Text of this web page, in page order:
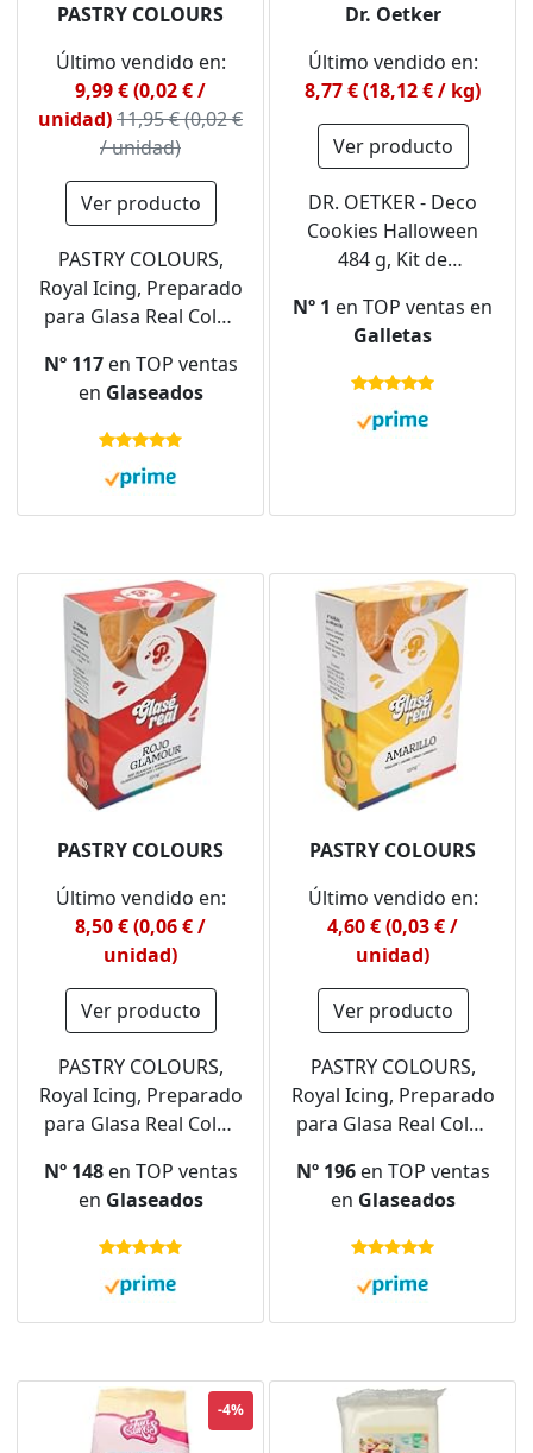
PASTRY COLOURS
Último vendido en:
9,99 € (0,02 € /
unidad)11,95 € (0,02 €
/ unidad)
Ver producto
PASTRY COLOURS,
Royal Icing, Preparado
para Glasa Real Color
Decorar Galletas y
Pasteles, Ideal para
Delineado de Galletas,
500 Gramos
Nº 117en TOP ventas
en Glaseados
Dr. Oetker
Último vendido en:
8,77 € (18,12 € / kg)
Ver producto
DR. OETKER - Deco
Cookies Halloween
484 g, Kit de
de Galletas de
Mantequilla,
Decoración para
Lápices Pasteleros de
Nº 1 en TOP ventas en
Galletas
PASTRY COLOURS
Último vendido en:
8,50 € (0,06 € /
unidad)
Ver producto
PASTRY COLOURS,
Royal Icing, Preparado
para Glasa Real Color
Decorar Galletas y
Pasteles, Ideal para
Delineado de Galletas,
150 Gramos
Nº 148en TOP ventas
en Glaseados
PASTRY COLOURS
Último vendido en:
4,60 € (0,03 € /
unidad)
Ver producto
PASTRY COLOURS,
Royal Icing, Preparado
para Glasa Real Color
para Decorar Galletas
y Pasteles, Ideal para
Delineado de Galletas,
150 Gramos
Nº 196en TOP ventas
en Glaseados
-4%